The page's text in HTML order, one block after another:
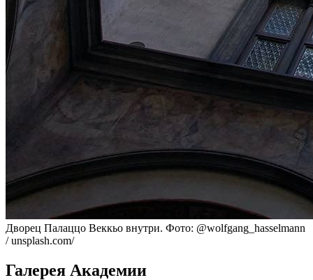
Дворец Палаццо Веккьо внутри. Фото: @wolfgang_hasselmann
/ unsplash.com/
Галерея Академии